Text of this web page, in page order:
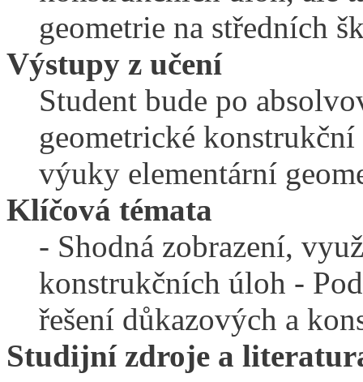
geometrie na středních
Výstupy z učení
Student bude po
geometrické
výuky elementární
Klíčová témata
- Shodná zobrazení,
konstrukčních úloh -
řešení důkazových a
Studijní zdroje a